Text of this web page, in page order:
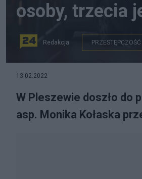
osoby, trzecia
Redakcja PRZESTĘPCZOŚĆ
13.02.2022
W Pleszewie doszło do
asp. Monika Kołaska